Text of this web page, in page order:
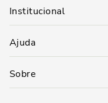
Institucional
Ajuda
Sobre